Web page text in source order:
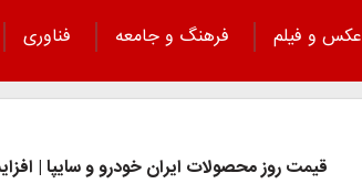
عکس و فیلم فرهنگ و جامعه
فناوری
قیمت روز محصولات ایران خودرو و سایپا |